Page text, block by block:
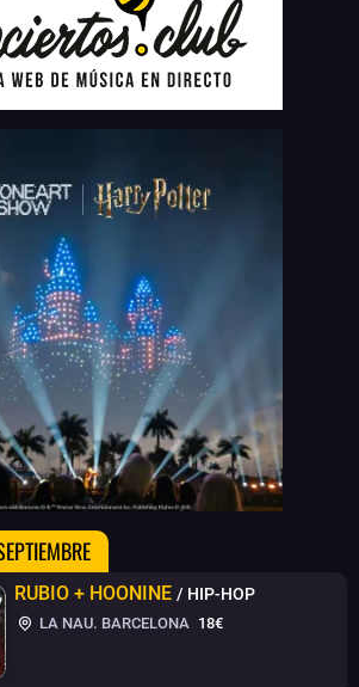
RUBIO + HOONINE / HIP-HOP
LA NAU. BARCELONA 18€